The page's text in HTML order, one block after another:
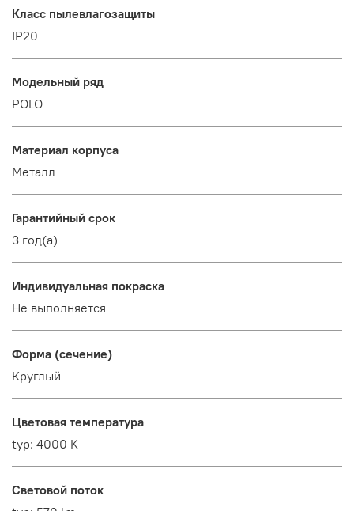
Класс пылевлагозащиты
IP20
Модельный ряд
POLO
Материал корпуса
Металл
Гарантийный срок
3 год(а)
Индивидуальная покраска
Не выполняется
Форма (сечение)
Круглый
Цветовая температура
typ: 4000 K
Световой поток